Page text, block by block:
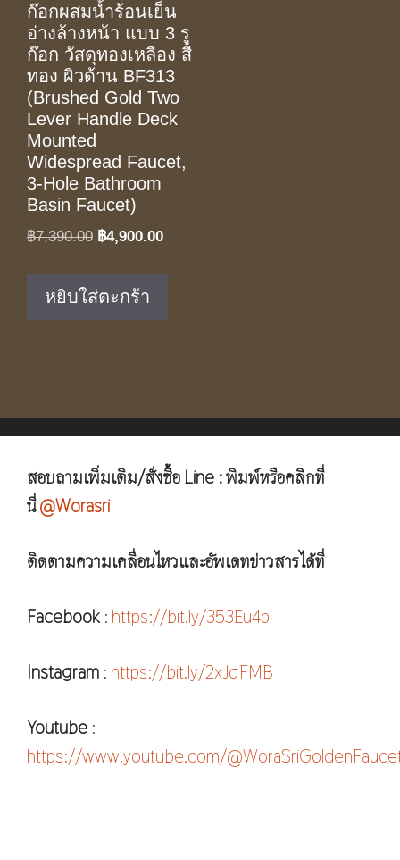
ก๊อกผสมน้ำร้อนเย็น
อ่างล้างหน้า แบบ 3 รู
ก๊อก วัสดุทองเหลือง สี
ทอง ผิวด้าน BF313
(Brushed Gold Two
Lever Handle Deck
Mounted
Widespread Faucet,
3-Hole Bathroom
Basin Faucet)
฿7,390.00 Original
฿7,390.00.
฿4,900.00Current
หยิบใส่ตะกร้า
สอบถามเพิ่มเติม/สั่งซื้อ Line : พิมพ์หรือคลิกที่
นี่@Worasri
ติดตามความเคลื่อนไหวและอัพเดทข่าวสารได้ที่
Facebook : https://bit.ly/353Eu4p
Instagram : https://bit.ly/2xJqFMB
Youtube :
https://www.youtube.com/